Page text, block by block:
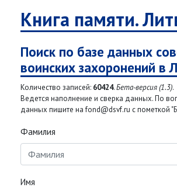
Книга памяти.
Поиск по базе данных
воинских захоронений в
Количество записей: 60424.Бета-версия (1.3).
Ведется наполнение и сверка данных. По
данных пишите на fond@dsvf.ru с пометкой
Фамилия
Имя